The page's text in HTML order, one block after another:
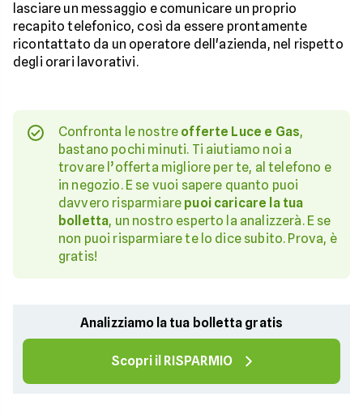
lasciare un messaggio e comunicare un proprio
recapito telefonico, così da essere prontamente
ricontattato da un operatore dell'azienda, nel rispetto
degli orari lavorativi.
Confronta le nostre offerte Luce e Gas,
bastano pochi minuti. Ti aiutiamo noi a
trovare l’offerta migliore per te, al telefono e
in negozio. E se vuoi sapere quanto puoi
davvero risparmiare puoi caricare la tua
bolletta, un nostro esperto la analizzerà. E se
non puoi risparmiare te lo dice subito. Prova, è
gratis!
Analizziamo la tua bolletta gratis
Scopri il RISPARMIO